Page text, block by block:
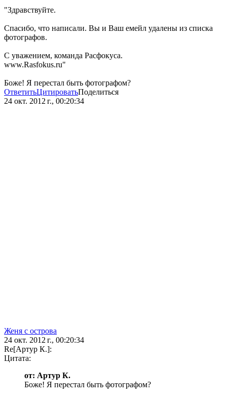
"Здравствуйте.
Спасибо, что написали. Вы и Ваш емейл удалены из списка
фотографов.
С уважением, команда Расфокуса.
www.Rasfokus.ru"
Боже! Я перестал быть фотографом?
ОтветитьЦитироватьПоделиться
24 окт. 2012 г., 00:20:34
Женя с острова
24 окт. 2012 г., 00:20:34
Re[Артур К.]:
Цитата:
от: Артур К.
Боже! Я перестал быть фотографом?